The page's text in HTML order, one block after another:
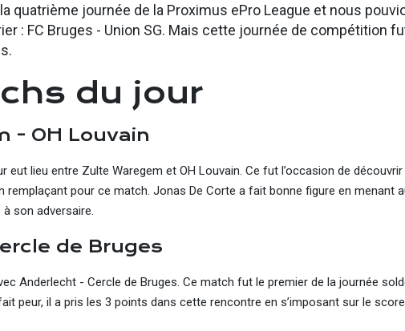
quatrième journée de la Proximus ePro League et nous
: FC Bruges - Union SG. Mais cette journée de compétition
du jour
- OH Louvain
eut lieu entre Zulte Waregem et OH Louvain. Ce fut l’occasion de
remplaçant pour ce match. Jonas De Corte a fait bonne figure en menant
son adversaire.
de Bruges
Anderlecht - Cercle de Bruges. Ce match fut le premier de la journée
peur, il a pris les 3 points dans cette rencontre en s’imposant sur le